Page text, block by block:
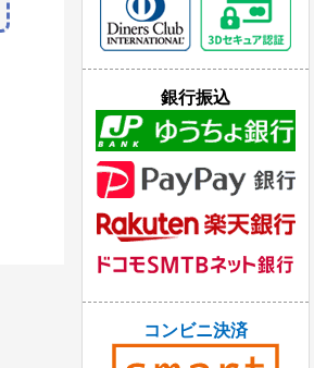
銀行振込
コンビニ決済